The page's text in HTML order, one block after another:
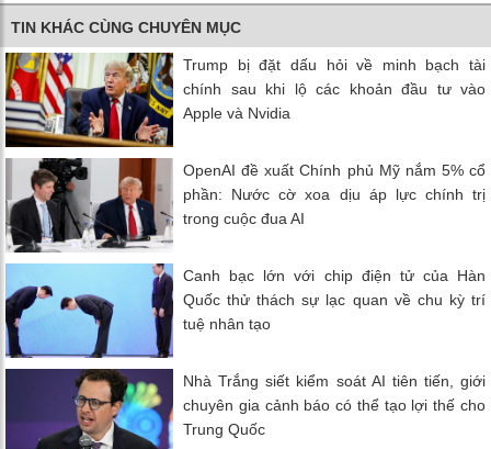
TIN KHÁC CÙNG CHUYÊN MỤC
Trump bị đặt dấu hỏi về minh bạch tài
chính sau khi lộ các khoản đầu tư vào
Apple và Nvidia
OpenAI đề xuất Chính phủ Mỹ nắm 5% cổ
phần: Nước cờ xoa dịu áp lực chính trị
trong cuộc đua AI
Canh bạc lớn với chip điện tử của Hàn
Quốc thử thách sự lạc quan về chu kỳ trí
tuệ nhân tạo
Nhà Trắng siết kiểm soát AI tiên tiến, giới
chuyên gia cảnh báo có thể tạo lợi thế cho
Trung Quốc